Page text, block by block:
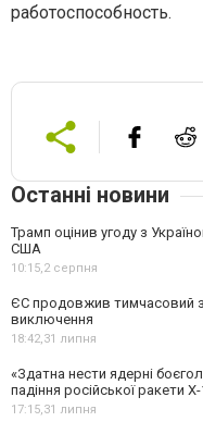
работоспособность.
Останні новини
Трамп оцінив угоду з
США
10:15,2 серпня
ЄС продовжив тимчасовий
виключення
18:42,31 липня
«Здатна нести ядерні
падіння російської ракети Х-
17:15,31 липня